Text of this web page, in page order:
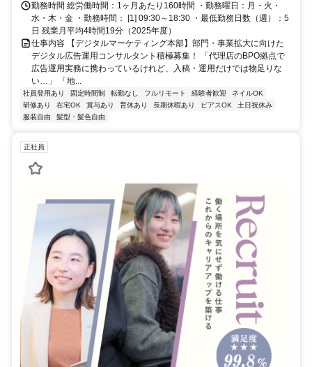
勤務時間 総労働時間：1ヶ月あたり160時間 ・勤務曜日：月・火・
水・木・金 ・勤務時間： [1] 09:30～18:30 ・最低勤務日数（週）：5
日 残業月平均4時間19分（2025年度）
仕事内容 【デジタルマーケティング本部】部門・事業拡大に向けた
デジタル広告運用コンサルタント積極募集！ 「代理店のBPO拠点で
広告運用実務に携わっているけれど、入稿・運用だけでは物足りな
い…」 「地...
社員登用あり 固定時間制 転勤なし フルリモート 経験者歓迎
ネイルOK
研修あり
在宅OK 賞与あり 育休あり 長期休暇あり ピアスOK
土日祝休み
服装自由
髪型・髪色自由
正社員